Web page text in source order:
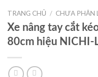
TRANG CHỦ / CHƯA PHÂN
Xe nâng tay cắt
80cm hiệu NICHI-